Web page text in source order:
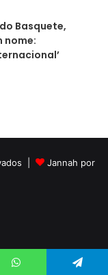
Basquete,
nome:
|
Jannah por